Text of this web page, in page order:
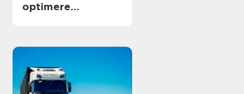
optimere